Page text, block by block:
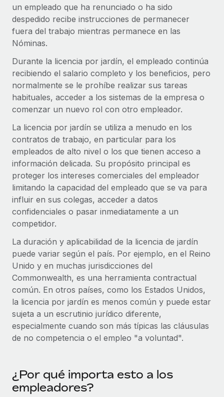
Contractor Management
Integra y gestiona a autónomos globalmente.
PEO
Externaliza tareas laborales complejas.
INFRAESTRUCTURA
Conexión Remote
complicaciones.
Plataforma
Funciones esenciales de RR. HH. integradas para tu
equipo.
Conectar
Nuevo
Conecta cualquier herramienta de IA con Remote
mediante nuestro MCP.
Integraciones
Optimiza los procesos con herramientas empresariales
esenciales.
SERVICIOS
Pregunta a un experto
Obtén ayuda de gente experta en RR. HH. globales
y cumplimiento normativo.
Simplifica los procesos de cribado de candidatos.
Compáranos con otras empresas.
ETAPAS DE CRECIMIENTO
Startups
Soluciones ágiles de RR. HH. globales y nóminas para
empresas en crecimiento.
Mediana empresa
Amplía tu equipo con soluciones de RR. HH.
personalizadas.
RR. HH. globales para grandes empresas.
ASOCIARSE
Socios tecnológicos estratégicos
Integra la gestión de los RR. HH. globales en tu
Asociarse
Descubre oportunidades de colaborar con nosotros.
Remote Build
Consultoría de integraciones y automatización con IA.
CASOS PRÁCTICOS
Calculadora de pagos a autónomos
Descubre opciones de divisas y tiempos de pago para
autónomos globales.
APRENDIZAJE CON REMOTE
Guías y recursos
Casos prácticos
Glosario de RR. HH.
Listas de verificación y plantillas
Biblioteca de descripciones de puestos
Webinarios
Eventos
Sala de prensa
Información sobre salarios y talento
Centro de información
Obtén ayuda
Consulta todos los recursos
EOR y PEO
Nederlands
Français
Deutsch
Español
Português (Portugal)
日本語
한국어
中文（简体）
Iniciar sesión
un empleado que ha renunciado o ha sido
despedido recibe instrucciones de permanecer
fuera del trabajo mientras permanece en las
Nóminas.
Durante la licencia por jardín, el empleado continúa
recibiendo el salario completo y los beneficios, pero
normalmente se le prohíbe realizar sus tareas
habituales, acceder a los sistemas de la empresa o
comenzar un nuevo rol con otro empleador.
La licencia por jardín se utiliza a menudo en los
contratos de trabajo, en particular para los
empleados de alto nivel o los que tienen acceso a
información delicada. Su propósito principal es
proteger los intereses comerciales del empleador
limitando la capacidad del empleado que se va para
influir en sus colegas, acceder a datos
confidenciales o pasar inmediatamente a un
competidor.
La duración y aplicabilidad de la licencia de jardín
puede variar según el país. Por ejemplo, en el Reino
Unido y en muchas jurisdicciones del
Commonwealth, es una herramienta contractual
común. En otros países, como los Estados Unidos,
la licencia por jardín es menos común y puede estar
sujeta a un escrutinio jurídico diferente,
especialmente cuando son más típicas las cláusulas
de no competencia o el empleo "a voluntad".
¿Por qué importa esto a los
empleadores?